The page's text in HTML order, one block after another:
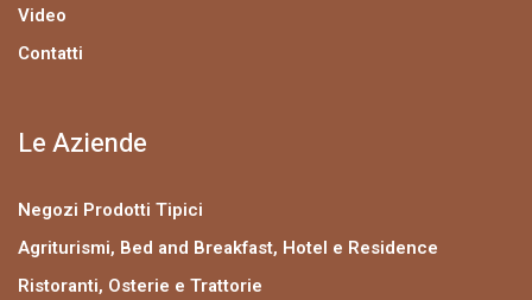
Video
Contatti
Le Aziende
Negozi Prodotti Tipici
Agriturismi, Bed and Breakfast, Hotel e Residence
Ristoranti, Osterie e Trattorie